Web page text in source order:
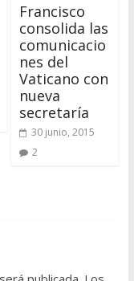
Francisco
consolida las
comunicacio
nes del
Vaticano con
nueva
secretaría
30 junio, 2015
2